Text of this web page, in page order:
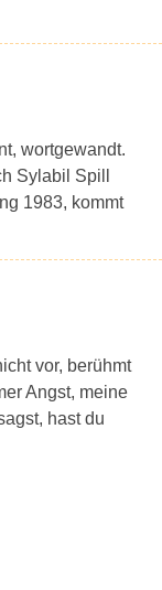
wortgewandt.
Sylabil Spill
1983, kommt
vor, berühmt
Angst, meine
hast du